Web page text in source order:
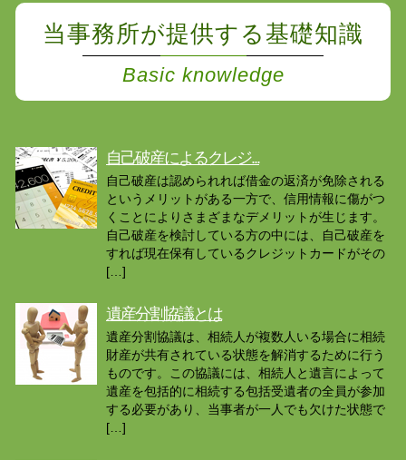
当事務所が提供する基礎知識
Basic knowledge
自己破産によるクレジ...
自己破産は認められれば借金の返済が免除される
というメリットがある一方で、信用情報に傷がつ
くことによりさまざまなデメリットが生じます。
自己破産を検討している方の中には、自己破産を
すれば現在保有しているクレジットカードがその
[…]
遺産分割協議とは
遺産分割協議は、相続人が複数人いる場合に相続
財産が共有されている状態を解消するために行う
ものです。この協議には、相続人と遺言によって
遺産を包括的に相続する包括受遺者の全員が参加
する必要があり、当事者が一人でも欠けた状態で
[…]